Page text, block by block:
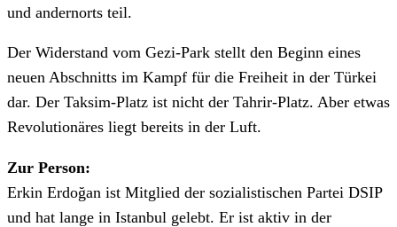
und andernorts teil.
Der Widerstand vom Gezi-Park stellt den Beginn eines
neuen Abschnitts im Kampf für die Freiheit in der Türkei
dar. Der Taksim-Platz ist nicht der Tahrir-Platz. Aber etwas
Revolutionäres liegt bereits in der Luft.
Zur Person:
Erkin Erdoğan ist Mitglied der sozialistischen Partei DSIP
und hat lange in Istanbul gelebt. Er ist aktiv in der